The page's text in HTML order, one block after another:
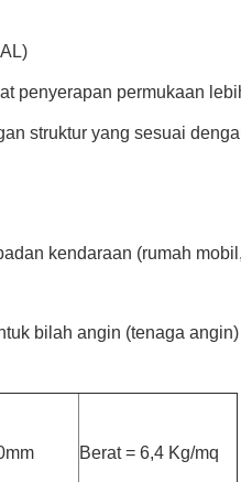
penyerapan permukaan
struktur yang sesuai
kendaraan (rumah
bilah angin (tenaga angin)
Berat = 6,4 Kg/mq